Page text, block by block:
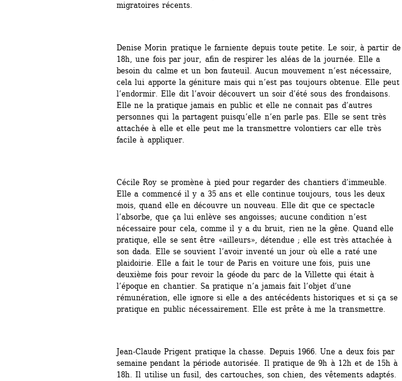
migratoires récents.
Denise Morin pratique le farniente depuis toute petite. Le soir, à partir de
18h, une fois par jour, afin de respirer les aléas de la journée. Elle a
besoin du calme et un bon fauteuil. Aucun mouvement n’est nécessaire,
cela lui apporte la géniture mais qui n’est pas toujours obtenue. Elle peut
l’endormir. Elle dit l’avoir découvert un soir d’été sous des frondaisons.
Elle ne la pratique jamais en public et elle ne connait pas d’autres
personnes qui la partagent puisqu’elle n’en parle pas. Elle se sent très
attachée à elle et elle peut me la transmettre volontiers car elle très
facile à appliquer.
Cécile Roy se promène à pied pour regarder des chantiers d’immeuble.
Elle a commencé il y a 35 ans et elle continue toujours, tous les deux
mois, quand elle en découvre un nouveau. Elle dit que ce spectacle
l’absorbe, que ça lui enlève ses angoisses; aucune condition n’est
nécessaire pour cela, comme il y a du bruit, rien ne la gêne. Quand elle
pratique, elle se sent être «ailleurs», détendue ; elle est très attachée à
son dada. Elle se souvient l’avoir inventé un jour où elle a raté une
plaidoirie. Elle a fait le tour de Paris en voiture une fois, puis une
deuxième fois pour revoir la géode du parc de la Villette qui était à
l’époque en chantier. Sa pratique n’a jamais fait l’objet d’une
rémunération, elle ignore si elle a des antécédents historiques et si ça se
pratique en public nécessairement. Elle est prête à me la transmettre.
Jean-Claude Prigent pratique la chasse. Depuis 1966. Une a deux fois par
semaine pendant la période autorisée. Il pratique de 9h à 12h et de 15h à
18h. Il utilise un fusil, des cartouches, son chien, des vêtements adaptés.